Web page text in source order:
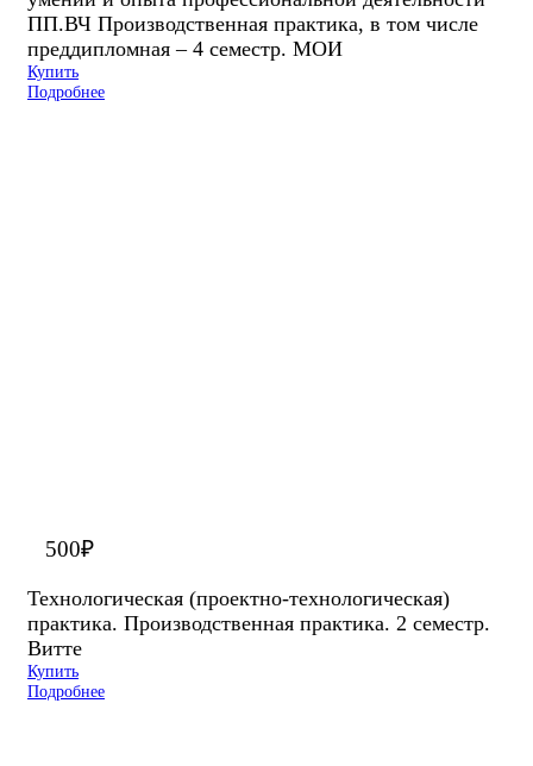
ПП.ВЧ Производственная практика, в том числе
преддипломная – 4 семестр. МОИ
Купить
Подробнее
500₽
Технологическая (проектно-технологическая)
практика. Производственная практика. 2 семестр.
Витте
Купить
Подробнее